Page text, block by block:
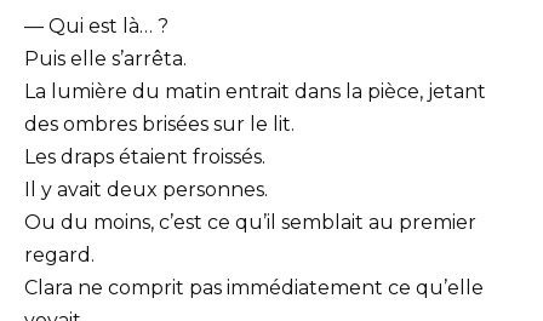
— Qui est là… ?
Puis elle s’arrêta.
La lumière du matin entrait dans la pièce, jetant
des ombres brisées sur le lit.
Les draps étaient froissés.
Il y avait deux personnes.
Ou du moins, c’est ce qu’il semblait au premier
regard.
Clara ne comprit pas immédiatement ce qu’elle